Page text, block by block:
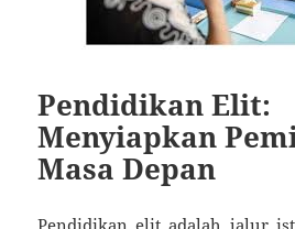
Pendidikan Elit:
Menyiapkan
Masa Depan
Pendidikan elit adalah jalur